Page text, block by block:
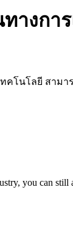
ทางกา
คโนโลยี สาม
you can still